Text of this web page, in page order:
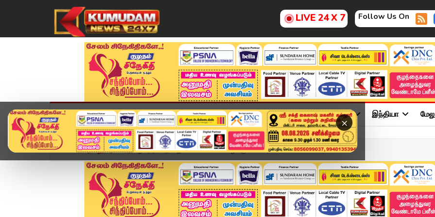
LIVE 24 X 7 Follow Us On
×
முகப்பு விளையாட்டு அண்மை தமிழ்நாடு சினிமா அரசியல் விளையாட்டு இந்தியா
Home தமிழ்நாடு தமிழகத்தில் இன்று எங்கெல்லாம் மழைக்கு வாய்ப்பு....